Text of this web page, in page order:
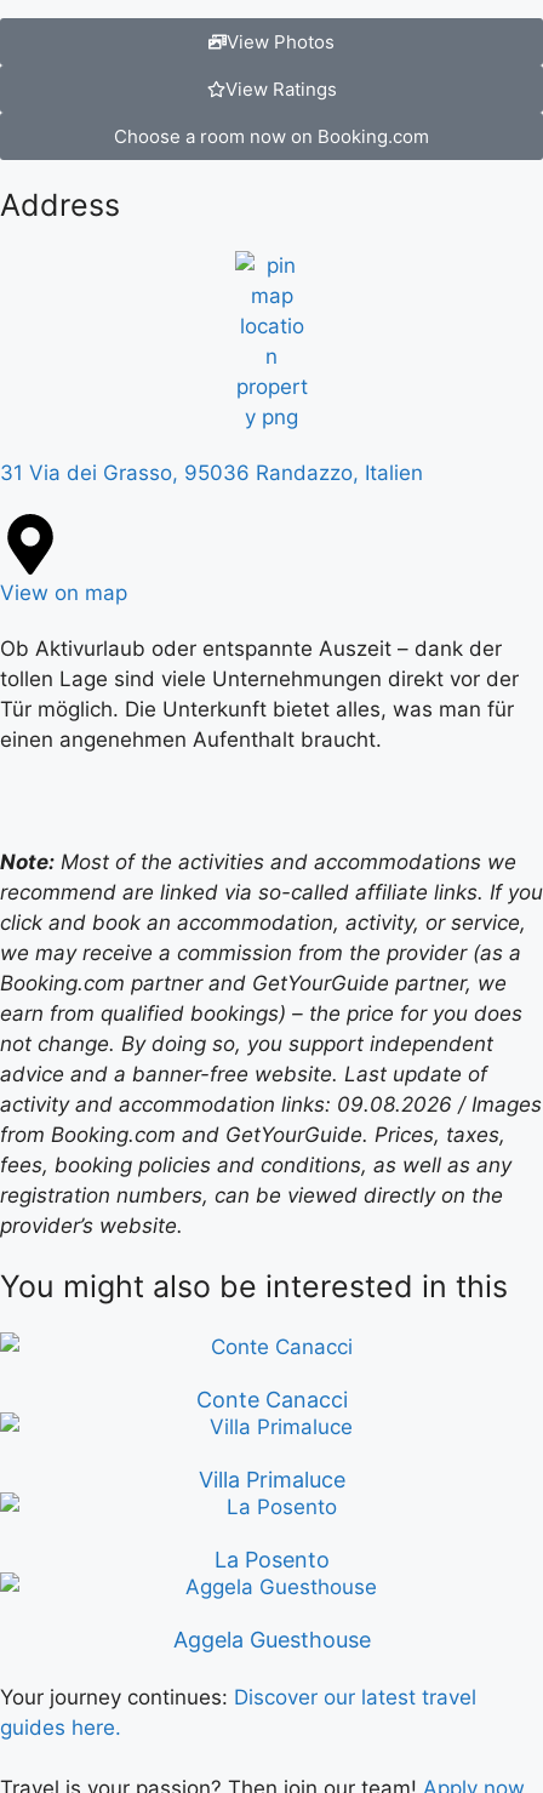
View Photos
View Ratings
Choose a room now on Booking.com
Address
31 Via dei Grasso, 95036 Randazzo, Italien
View on map
Ob Aktivurlaub oder entspannte Auszeit – dank der
tollen Lage sind viele Unternehmungen direkt vor der
Tür möglich. Die Unterkunft bietet alles, was man für
einen angenehmen Aufenthalt braucht.
Note: Most of the activities and accommodations we
recommend are linked via so-called affiliate links. If you
click and book an accommodation, activity, or service,
we may receive a commission from the provider (as a
Booking.com partner and GetYourGuide partner, we
earn from qualified bookings) – the price for you does
not change. By doing so, you support independent
advice and a banner-free website. Last update of
activity and accommodation links: 09.08.2026 / Images
from Booking.com and GetYourGuide. Prices, taxes,
fees, booking policies and conditions, as well as any
registration numbers, can be viewed directly on the
provider’s website.
You might also be interested in this
Conte Canacci
Villa Primaluce
La Posento
Aggela Guesthouse
Your journey continues: Discover our latest travel
guides here.